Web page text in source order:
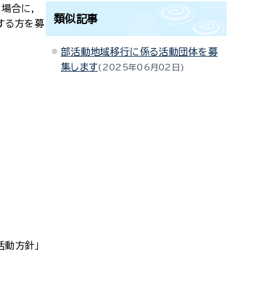
合に，
る方を募
動方針」
類似記事
部活動地域移行に係る活動団体を募
集します
2025年06月02日